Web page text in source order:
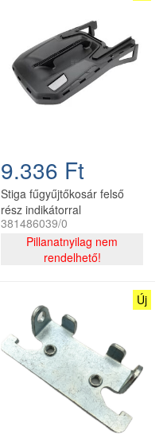
9.336 Ft
Stiga fűgyűjtőkosár felső
rész indikátorral
381486039/0
381486039/0
Pillanatnyilag nem
rendelhető!
Új